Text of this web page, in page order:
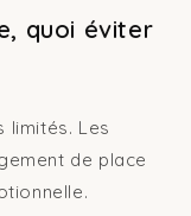
quoi éviter
limités. Les
de place